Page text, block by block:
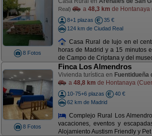
8 Fotos
Real)
a 48,3 km de Hontanaya
8+1 plazas
35 €
124 km de Ciudad Real
Casa Rural de lujo en el
horas de Madrid y a 15 minutos
de Campo de Criptana y del
8 Fotos
Finca Los Almendros
Vivienda turística en Fuentidueña
a 48,8 km de Hontanaya
10-75+6 plazas
40 €
62 km de Madrid
Complejo Rural Los
vacaciones, eventos y
Alojamiento Austism Friendly y Pet